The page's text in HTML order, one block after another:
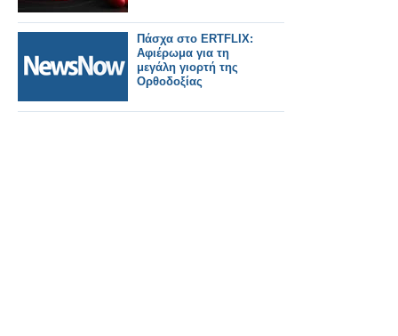
Πάσχα στο ERTFLIX:
Αφιέρωμα για τη
μεγάλη γιορτή της
Ορθοδοξίας